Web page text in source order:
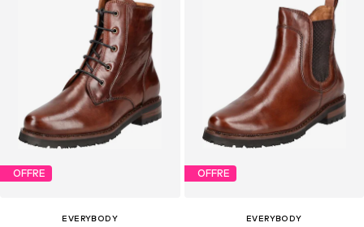
OFFRE
EVERYBODY
OFFRE
EVERYBODY